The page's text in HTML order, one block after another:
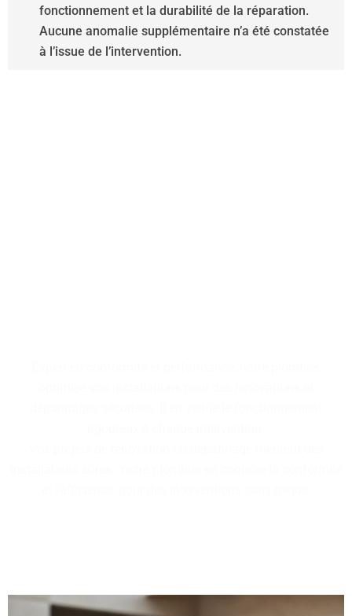
fonctionnement et la durabilité de la réparation.
Aucune anomalie supplémentaire n’a été constatée
à l’issue de l’intervention.